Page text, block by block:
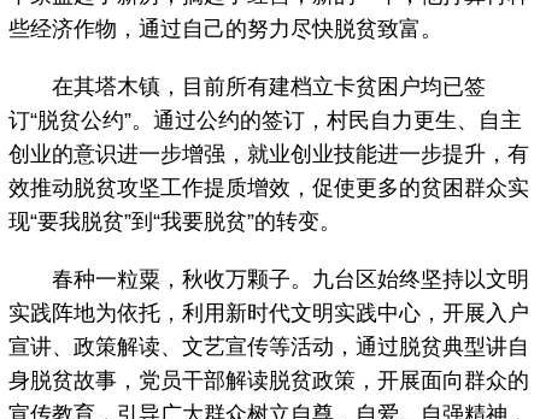
些经济作物，通过自己的努力尽快脱贫致富。
在其塔木镇，目前所有建档立卡贫困户均已签
订“脱贫公约”。通过公约的签订，村民自力更生、自主
创业的意识进一步增强，就业创业技能进一步提升，有
效推动脱贫攻坚工作提质增效，促使更多的贫困群众实
现“要我脱贫”到“我要脱贫”的转变。
春种一粒粟，秋收万颗子。九台区始终坚持以文明
实践阵地为依托，利用新时代文明实践中心，开展入户
宣讲、政策解读、文艺宣传等活动，通过脱贫典型讲自
身脱贫故事，党员干部解读脱贫政策，开展面向群众的